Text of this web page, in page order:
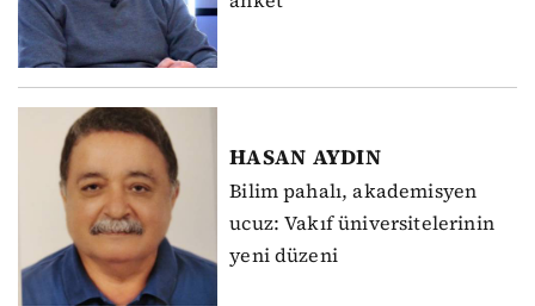
HASAN AYDIN
Bilim pahalı, akademisyen
ucuz: Vakıf üniversitelerinin
yeni düzeni